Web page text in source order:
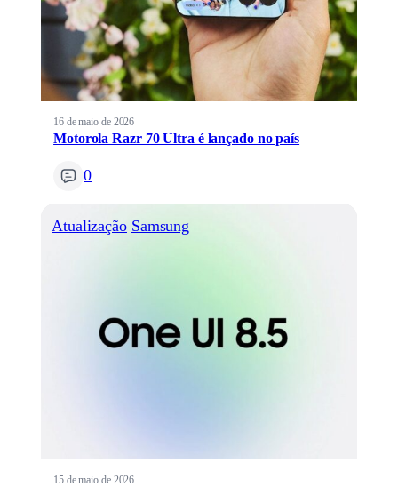
16 de maio de 2026
Motorola Razr 70 Ultra é lançado no país
0
Atualização Samsung
15 de maio de 2026